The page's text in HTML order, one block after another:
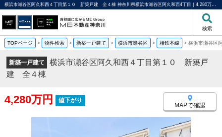
横浜市瀬谷区阿久和西４丁目第１０ 新築戸建 全４棟 神奈川県横浜市瀬谷区阿久和西4丁目｜4,280万円の新築一戸建て｜分譲住宅や新築物件｜ME不動産神奈川
検索
TOPページ > 物件検索 > 新築一戸建て > 横浜市瀬谷区 > 相鉄本線 > 横浜市瀬谷区
新築一戸建て
横浜市瀬谷区阿久和西４丁目第１０ 新築戸
建 全４棟
4,280万円 値下がり
MAPで確認